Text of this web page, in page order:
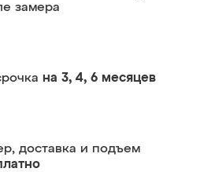
замера
на 3, 4, 6 месяцев
доставка и подъем